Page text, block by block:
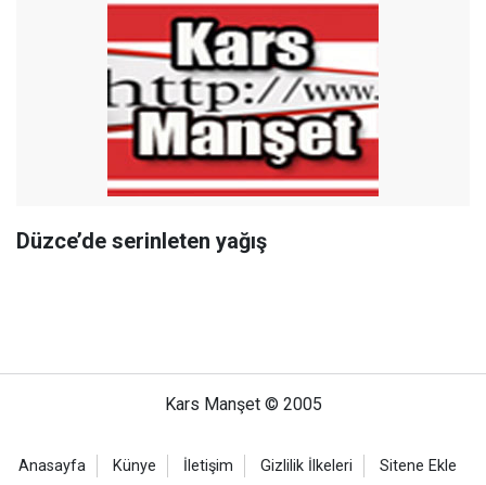
Düzce’de serinleten yağış
Kars Manşet © 2005
Anasayfa Künye İletişim Gizlilik İlkeleri Sitene Ekle